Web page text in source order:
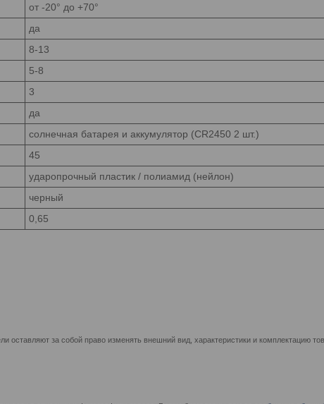
от -20° до +70°
да
8-13
5-8
3
да
солнечная батарея и аккумулятор (CR2450 2 шт.)
45
ударопрочный пластик / полиамид (нейлон)
черный
0,65
за собой право изменять внешний вид, характеристики и комплектацию